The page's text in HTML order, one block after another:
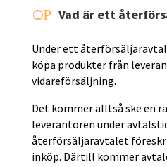
OP Vad är ett
Under ett
köpa produkter från
vidareförsäljning.
Det kommer alltså ske en
leverantören under
återförsäljaravtalet
inköp. Därtill kommer